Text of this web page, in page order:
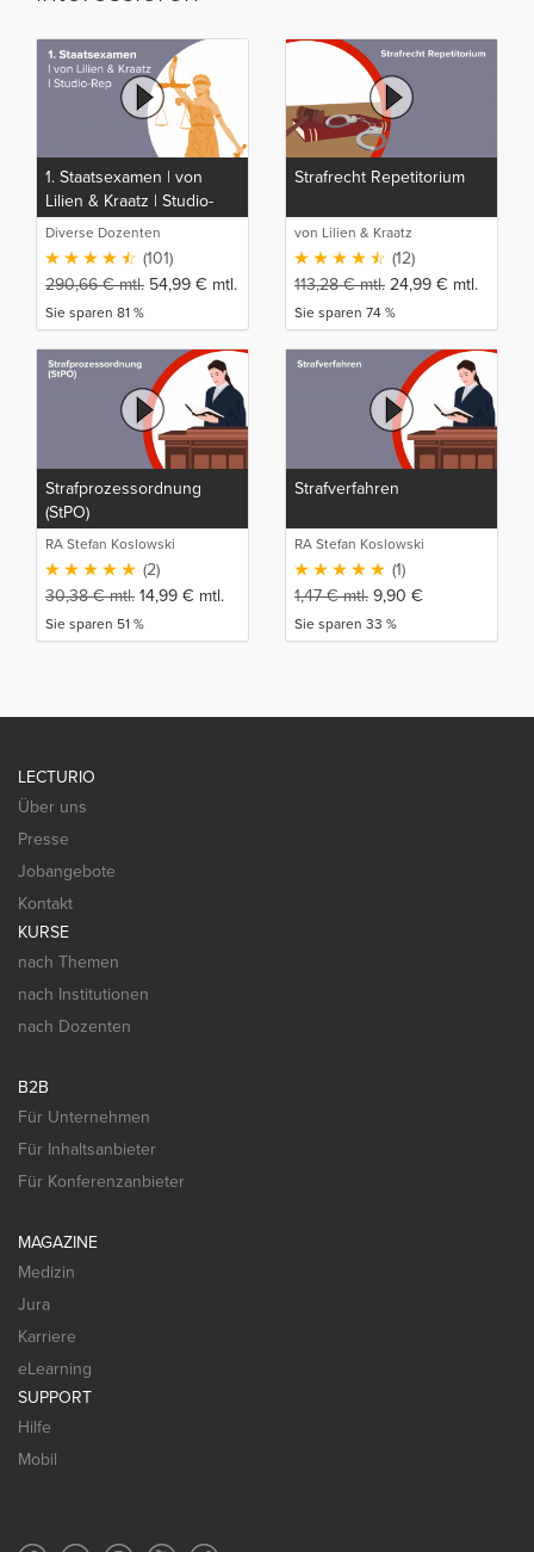
1. Staatsexamen | von
Lilien & Kraatz | Studio-
Rep
Diverse Dozenten
(101)
290,66€mtl. 54,99 € mtl.
Sie sparen 81 %
Strafrecht Repetitorium
von Lilien & Kraatz
(12)
113,28€mtl. 24,99 € mtl.
Sie sparen 74 %
Strafprozessordnung
(StPO)
RA Stefan Koslowski
(2)
30,38€mtl. 14,99 € mtl.
Sie sparen 51 %
Strafverfahren
RA Stefan Koslowski
(1)
1,47€mtl. 9,90 €
Sie sparen 33 %
LECTURIO
Über uns
Presse
Jobangebote
Kontakt
KURSE
nach Themen
nach Institutionen
nach Dozenten
B2B
Für Unternehmen
Für Inhaltsanbieter
Für Konferenzanbieter
MAGAZINE
Medizin
Jura
Karriere
eLearning
SUPPORT
Hilfe
Mobil